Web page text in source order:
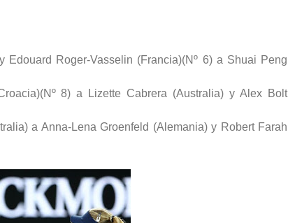
Roger-Vasselin (Francia)(Nº 6) a Shuai Peng
8) a Lizette Cabrera (Australia) y Alex Bolt
a Anna-Lena Groenfeld (Alemania) y Robert Farah